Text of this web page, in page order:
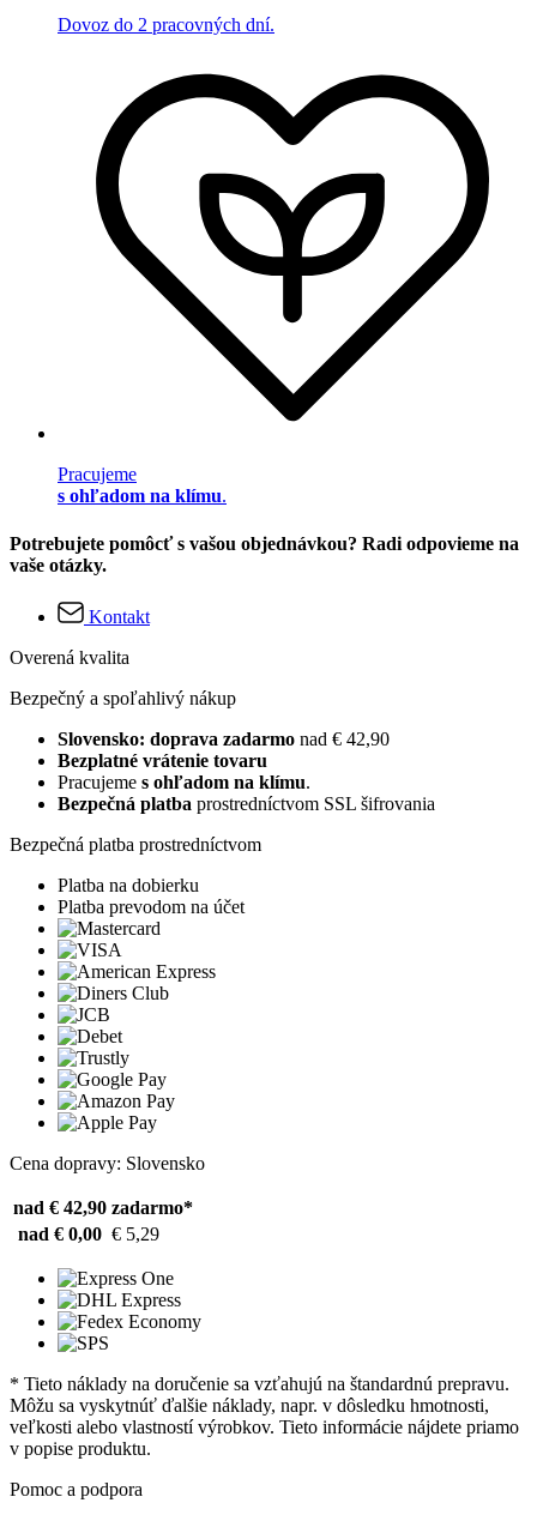
Dovoz do 2 pracovných dní.
Pracujeme
s ohľadom na klímu.
Potrebujete pomôcť s vašou objednávkou? Radi odpovieme na
vaše otázky.
Kontakt
Overená kvalita
Bezpečný a spoľahlivý nákup
Slovensko: doprava zadarmo nad € 42,90
Bezplatné vrátenie tovaru
Pracujeme s ohľadom na klímu.
Bezpečná platba prostredníctvom SSL šifrovania
Bezpečná platba prostredníctvom
Platba na dobierku
Platba prevodom na účet
Cena dopravy: Slovensko
nad € 42,90 zadarmo*
nad € 0,00 € 5,29
* Tieto náklady na doručenie sa vzťahujú na štandardnú prepravu.
Môžu sa vyskytnúť ďalšie náklady, napr. v dôsledku hmotnosti,
veľkosti alebo vlastností výrobkov. Tieto informácie nájdete priamo
v popise produktu.
Pomoc a podpora